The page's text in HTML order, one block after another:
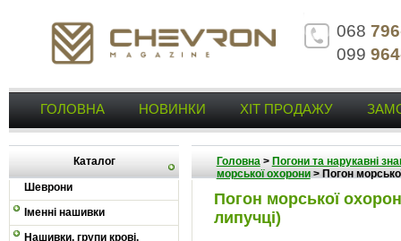
068
099
ГОЛОВНА НОВИНКИ ХІТ ПРОДАЖУ
Каталог
Шеврони
Іменні нашивки
Нашивки, групи крові,
Головна> Погони та нарукавні
морської охорони> Погон
Погон морської
липучці)